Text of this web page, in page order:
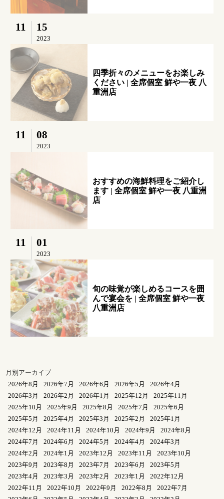
11 15
2023
四季折々のメニューをお楽しみ
ください | 全席個室 鮮や一夜 八
重洲店
11 08
2023
おすすめの海鮮料理をご紹介し
ます | 全席個室 鮮や一夜 八重洲
店
11 01
2023
旬の味覚が楽しめるコースを囲
んで宴会を | 全席個室 鮮や一夜
八重洲店
月別アーカイブ
2026年8月
2026年7月 2026年6月 2026年5月
2026年4月
2026年3月
2026年2月 2026年1月 2025年12月
2025年11月
2025年10月
2025年9月 2025年8月 2025年7月
2025年6月
2025年5月
2025年4月 2025年3月 2025年2月
2025年1月
2024年12月
2024年11月 2024年10月 2024年9月
2024年8月
2024年7月
2024年6月 2024年5月 2024年4月
2024年3月
2024年2月
2024年1月 2023年12月 2023年11月
2023年10月
2023年9月
2023年8月 2023年7月 2023年6月
2023年5月
2023年4月
2023年3月 2023年2月 2023年1月
2022年12月
2022年11月
2022年10月 2022年9月 2022年8月
2022年7月